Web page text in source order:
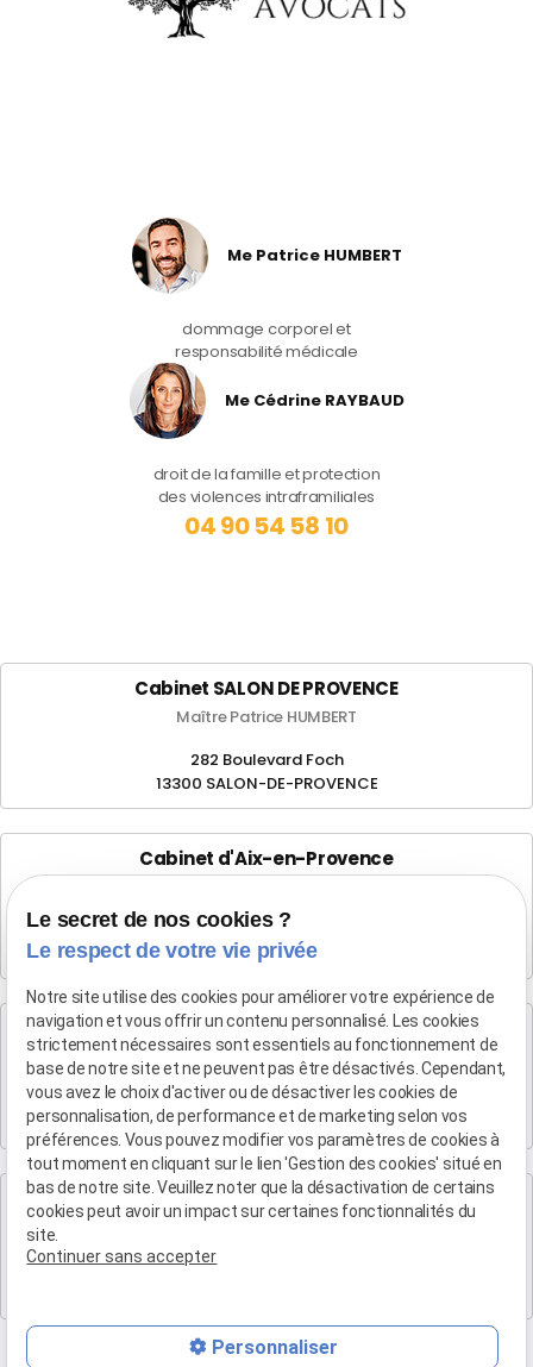
Me Patrice HUMBERT
dommage corporel et
responsabilité médicale
Me Cédrine RAYBAUD
droit de la famille et protection
des violences intraframiliales
04 90 54 58 10
Cabinet SALON DE PROVENCE
Maître Patrice HUMBERT
282 Boulevard Foch
13300 SALON-DE-PROVENCE
Cabinet d'Aix-en-Provence
4 rue du Quatre-Septembre
13100 AIX EN PROVENCE
Cabinet de Marseille
Maître Patrice HUMBERT
19 Bd Arthur Michaud
13015 MARSEILLE
Cabinet de Marse
Maître Patrice HUMBERT
Eden B, 1 bis Rue Antoine de Saint-Exupéry Batiment l
Le secret de nos cookies ?
Le respect de votre vie privée
Notre site utilise des cookies pour améliorer votre expérience de
navigation et vous offrir un contenu personnalisé. Les cookies
strictement nécessaires sont essentiels au fonctionnement de
base de notre site et ne peuvent pas être désactivés. Cependant,
vous avez le choix d'activer ou de désactiver les cookies de
personnalisation, de performance et de marketing selon vos
préférences. Vous pouvez modifier vos paramètres de cookies à
tout moment en cliquant sur le lien 'Gestion des cookies' situé en
bas de notre site. Veuillez noter que la désactivation de certains
cookies peut avoir un impact sur certaines fonctionnalités du
site.
Continuer sans accepter
Personnaliser